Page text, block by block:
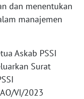
dan menentukan
manajemen
Askab PSSI
Surat
VI/2023